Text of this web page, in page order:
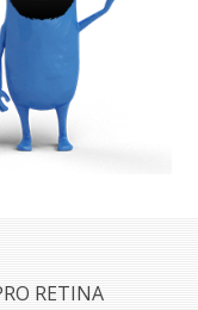
RETINA